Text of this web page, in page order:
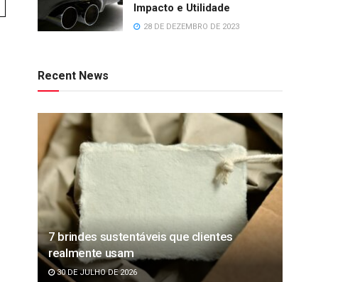
Impacto e Utilidade
28 DE DEZEMBRO DE 2023
Recent News
7 brindes sustentáveis que clientes
realmente usam
30 DE JULHO DE 2026